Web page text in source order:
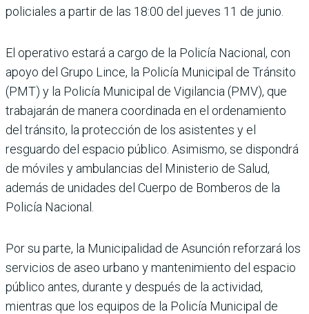
policiales a partir de las 18:00 del jueves 11 de junio.
El operativo estará a cargo de la Policía Nacional, con
apoyo del Grupo Lince, la Policía Municipal de Tránsito
(PMT) y la Policía Municipal de Vigilancia (PMV), que
trabajarán de manera coordinada en el ordenamiento
del tránsito, la protección de los asistentes y el
resguardo del espacio público. Asimismo, se dispondrá
de móviles y ambulancias del Ministerio de Salud,
además de unidades del Cuerpo de Bomberos de la
Policía Nacional.
Por su parte, la Municipalidad de Asunción reforzará los
servicios de aseo urbano y mantenimiento del espacio
público antes, durante y después de la actividad,
mientras que los equipos de la Policía Municipal de